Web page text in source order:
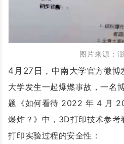
图片来源：
4月27日，中南大学官方微博
大学发生一起爆燃事故，一名
题《如何看待 2022 年 4 月
爆炸？ 》中，3D打印技术参考
打印实验过程的安全性：